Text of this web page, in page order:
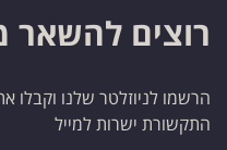
רוצים להשאר
הרשמו לניוזלטר שלנו וקבלו
התקשורת ישרות למייל